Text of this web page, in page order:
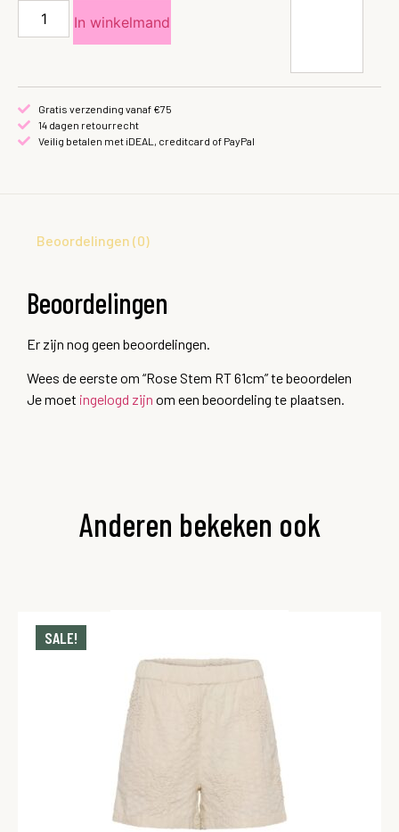
In winkelmand
Gratis verzending vanaf €75
14 dagen retourrecht
Veilig betalen met iDEAL, creditcard of PayPal
Beoordelingen (0)
Beoordelingen
Er zijn nog geen beoordelingen.
Wees de eerste om “Rose Stem RT 61cm” te beoordelen
Je moet ingelogd zijn om een beoordeling te plaatsen.
Anderen bekeken ook
SALE!